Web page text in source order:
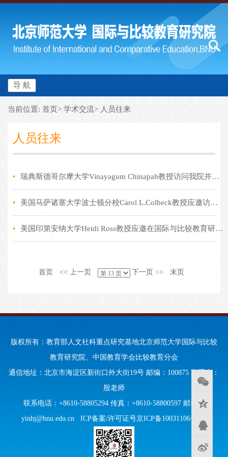
导 航
当前位置: 首页> 学术交流> 人员往来
人员往来
• 瑞典斯德哥尔摩大学Vinayagum Chinapah教授访问我院并做学术报告
• 美国马萨诸塞大学波士顿分校Carol L.Colbeck教授应邀访问我院并做学术讲座
• 美国印第安纳大学Heidi Ross教授应邀在国际与比较教育研究院做学术报告美国印第安纳大学Heidi Ross教授访问我院并做学术报告
首页 << 上一页 下一页 >> 末页
版权所有：教育部人文社科重点研究基地北京师范大学国际与比较
教育研究院、中国教育学会比较教育分会
通信地址：北京市海淀区新街口外大街19号 邮编：100875 联系人：
殷老师
联系电话：+8610-58805294 传真：+8610-58800597 邮箱：
yinhj@bnu.edu.cn ICP备案/许可证号京ICP备10031106号-95